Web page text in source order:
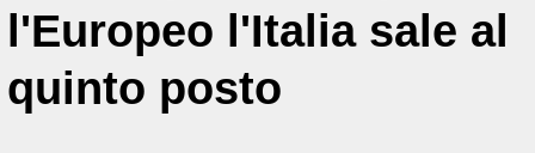
l'Europeo l'Italia sale al
quinto posto